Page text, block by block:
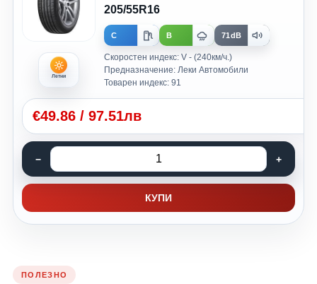
Летни
205/55R16
C B 71dB
Скоростен индекс: V - (240км/ч.)
Предназначение: Леки Автомобили
Товарен индекс: 91
€49.86 / 97.51лв
КУПИ
ПОЛЕЗНО